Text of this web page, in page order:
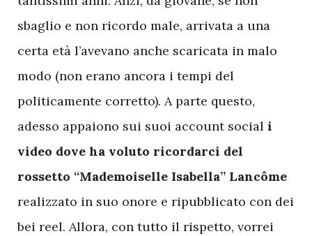
sbaglio e non ricordo male, arrivata a una
certa età l’avevano anche scaricata in malo
modo (non erano ancora i tempi del
politicamente corretto). A parte questo,
adesso appaiono sui suoi account social i
video dove ha voluto ricordarci del
rossetto “Mademoiselle Isabella” Lancôme
realizzato in suo onore e ripubblicato con dei
bei reel. Allora, con tutto il rispetto, vorrei